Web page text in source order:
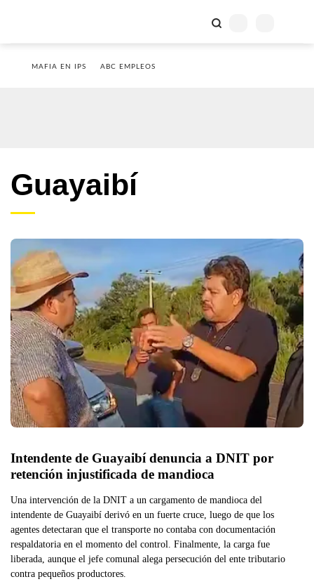
MAFIA EN IPS ABC EMPLEOS
Guayaibí
Intendente de Guayaibí denuncia a DNIT por
retención injustificada de mandioca
Una intervención de la DNIT a un cargamento de mandioca del
intendente de Guayaibí derivó en un fuerte cruce, luego de que los
agentes detectaran que el transporte no contaba con documentación
respaldatoria en el momento del control. Finalmente, la carga fue
liberada, aunque el jefe comunal alega persecución del ente tributario
contra pequeños productores.